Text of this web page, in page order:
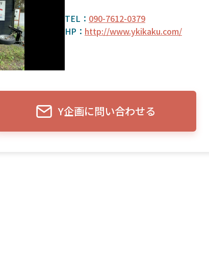
TEL： 090-7612-0379
HP： http://www.ykikaku.com/
Y企画に問い合わせる